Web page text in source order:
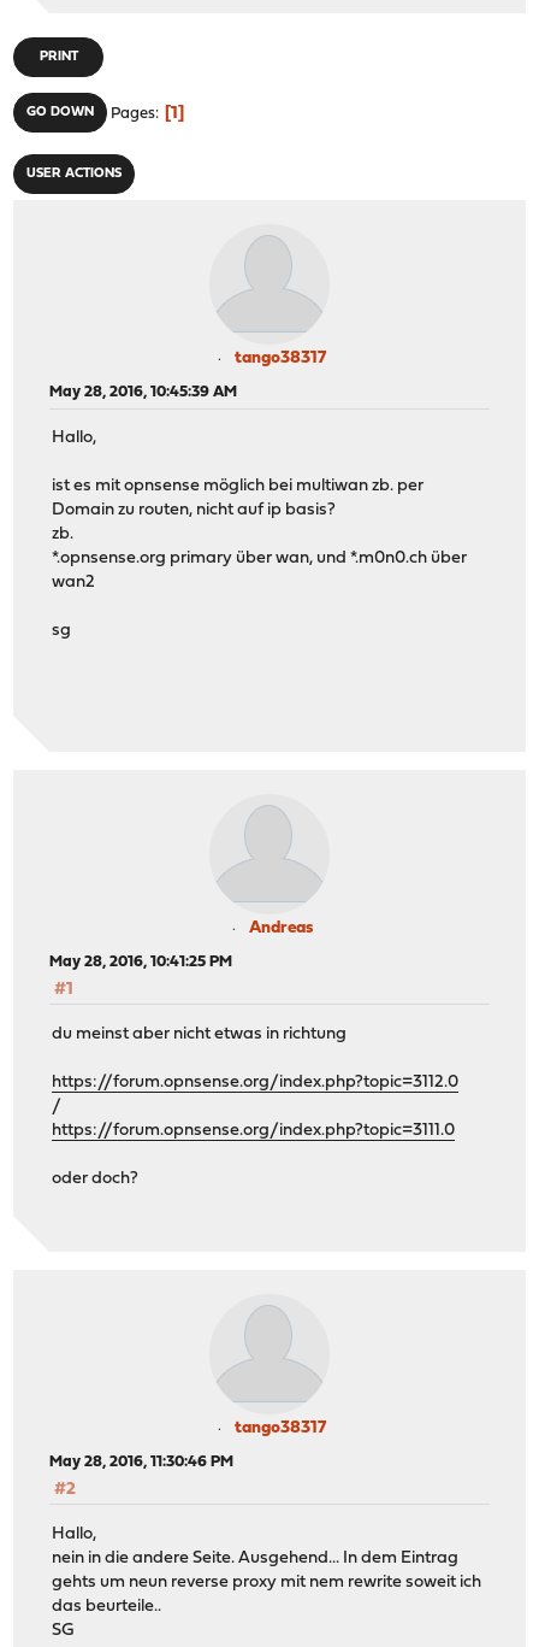
PRINT
GO DOWN Pages 1
USER ACTIONS
tango38317
May 28, 2016, 10:45:39 AM
Hallo,
ist es mit opnsense möglich bei multiwan zb. per
Domain zu routen, nicht auf ip basis?
zb.
*.opnsense.org primary über wan, und *.m0n0.ch über
wan2
sg
Andreas
May 28, 2016, 10:41:25 PM
#1
du meinst aber nicht etwas in richtung
https://forum.opnsense.org/index.php?topic=3112.0
/
https://forum.opnsense.org/index.php?topic=3111.0
oder doch?
tango38317
May 28, 2016, 11:30:46 PM
#2
Hallo,
nein in die andere Seite. Ausgehend... In dem Eintrag
gehts um neun reverse proxy mit nem rewrite soweit ich
das beurteile..
SG